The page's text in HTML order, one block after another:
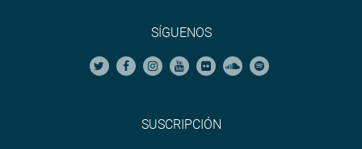
SÍGUENOS
SUSCRIPCIÓN